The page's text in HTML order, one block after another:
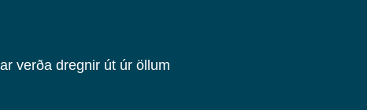
verða dregnir út úr öllum